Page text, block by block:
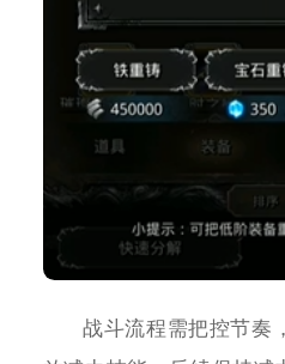
战斗流程需把控节奏